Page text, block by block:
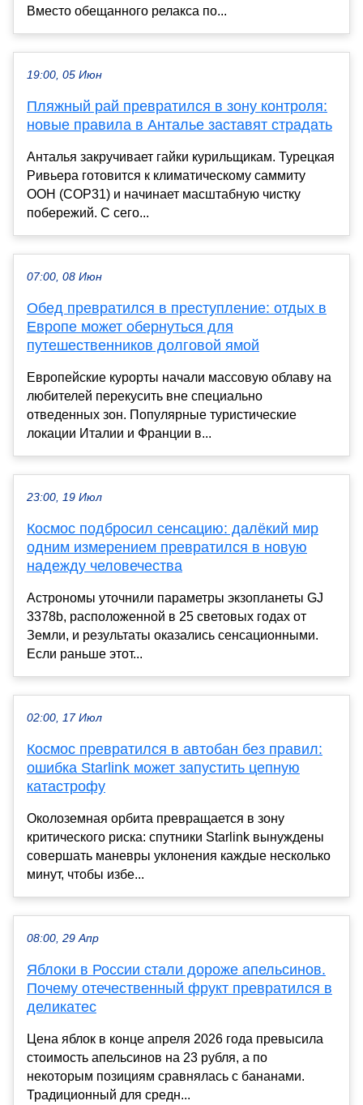
Вместо обещанного релакса по...
19:00, 05 Июн
Пляжный рай превратился в зону контроля:
новые правила в Анталье заставят страдать
Анталья закручивает гайки курильщикам. Турецкая
Ривьера готовится к климатическому саммиту
ООН (COP31) и начинает масштабную чистку
побережий. С сего...
07:00, 08 Июн
Обед превратился в преступление: отдых в
Европе может обернуться для
путешественников долговой ямой
Европейские курорты начали массовую облаву на
любителей перекусить вне специально
отведенных зон. Популярные туристические
локации Италии и Франции в...
23:00, 19 Июл
Космос подбросил сенсацию: далёкий мир
одним измерением превратился в новую
надежду человечества
Астрономы уточнили параметры экзопланеты GJ
3378b, расположенной в 25 световых годах от
Земли, и результаты оказались сенсационными.
Если раньше этот...
02:00, 17 Июл
Космос превратился в автобан без правил:
ошибка Starlink может запустить цепную
катастрофу
Околоземная орбита превращается в зону
критического риска: спутники Starlink вынуждены
совершать маневры уклонения каждые несколько
минут, чтобы избе...
08:00, 29 Апр
Яблоки в России стали дороже апельсинов.
Почему отечественный фрукт превратился в
деликатес
Цена яблок в конце апреля 2026 года превысила
стоимость апельсинов на 23 рубля, а по
некоторым позициям сравнялась с бананами.
Традиционный для средн...